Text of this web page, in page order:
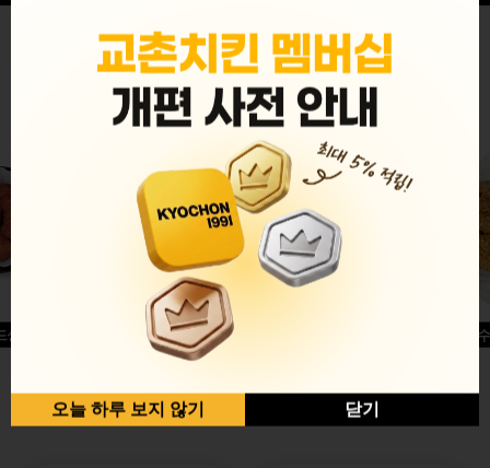
MENU
글윙
반반순살[레드+허니]
허니옥
오늘 하루 보지 않기 닫기